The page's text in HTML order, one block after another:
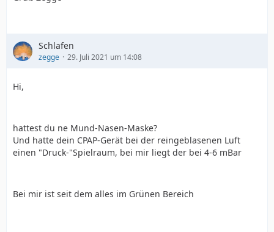
Schlafen
zegge 29. Juli 2021 um 14:08
Hi,
hattest du ne Mund-Nasen-Maske?
Und hatte dein CPAP-Gerät bei der reingeblasenen Luft
einen "Druck-"Spielraum, bei mir liegt der bei 4-6 mBar
Bei mir ist seit dem alles im Grünen Bereich